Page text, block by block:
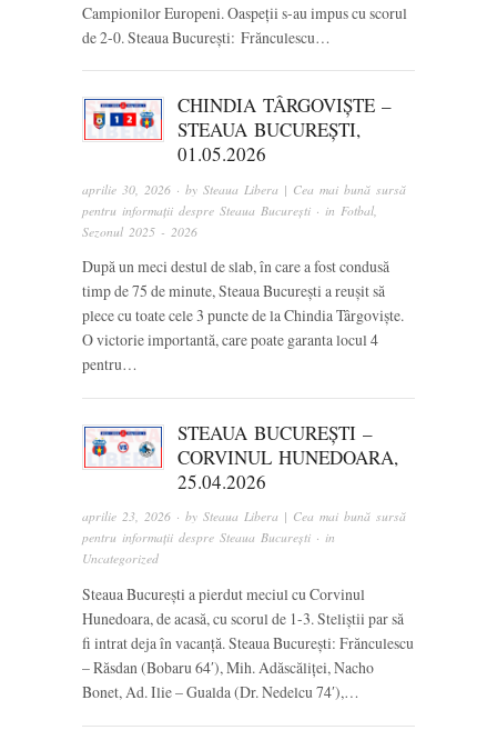
Campionilor Europeni. Oaspeții s-au impus cu scorul
de 2-0. Steaua București: Frănculescu…
CHINDIA TÂRGOVIȘTE –
STEAUA BUCUREȘTI,
01.05.2026
aprilie 30, 2026 · by Steaua Libera | Cea mai bună sursă
pentru informații despre Steaua București · in Fotbal
Sezonul 2025 - 2026
După un meci destul de slab, în care a fost condusă
timp de 75 de minute, Steaua București a reușit să
plece cu toate cele 3 puncte de la Chindia Târgoviște.
O victorie importantă, care poate garanta locul 4
pentru…
STEAUA BUCUREȘTI –
CORVINUL HUNEDOARA,
25.04.2026
aprilie 23, 2026 · by Steaua Libera | Cea mai bună sursă
pentru informații despre Steaua București · in
Uncategorized
Steaua București a pierdut meciul cu Corvinul
Hunedoara, de acasă, cu scorul de 1-3. Steliștii par să
fi intrat deja în vacanță. Steaua București: Frănculescu
– Răsdan (Bobaru 64′), Mih. Adăscăliței, Nacho
Bonet, Ad. Ilie – Gualda (Dr. Nedelcu 74′),…